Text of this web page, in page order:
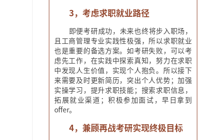
3，考虑求职就业路径
即便考研成功，未来也终将步入职场，
且工商管理专业实践性极强，所以求职就业
也是重要的备选方案。如考研失败，可以考
虑先工作，在实践中探索真知，努力在求职
中发现人生价值，实现个人抱负。所以接下
来需要及时更新简历，突出个人优势；加强
实操学习，提升求职技能；搜索求职信息，
拓展就业渠道；积极参加面试，早日拿到
offer。
4，兼顾再战考研实现终极目标